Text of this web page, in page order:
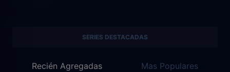
SERIES DESTACADAS
Recién Agregadas Mas Populares